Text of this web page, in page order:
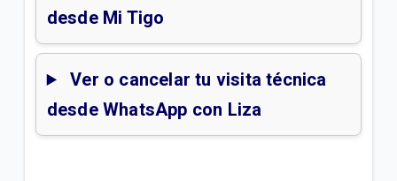
desde Mi Tigo
Ver o cancelar tu visita técnica
desde WhatsApp con Liza